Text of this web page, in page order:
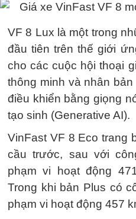
VF 8 Lux là một trong
đầu tiên trên thế giới
cho các cuộc hội thoại
thông minh và nhân
điều khiển bằng giọng
tạo sinh (Generative AI).
VinFast VF 8 Eco trang
cầu trước, sau với
phạm vi hoạt động
Trong khi bản Plus có
phạm vi hoạt động 457